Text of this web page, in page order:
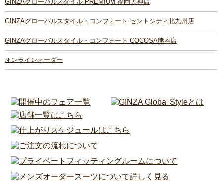
GINZAグローバルスタイル PREMIUM 福岡天神店
GINZAグローバルスタイル・コンフォート セントシティ北九州店
GINZAグローバルスタイル・コンフォート COCOSA熊本店
オンラインオーダー